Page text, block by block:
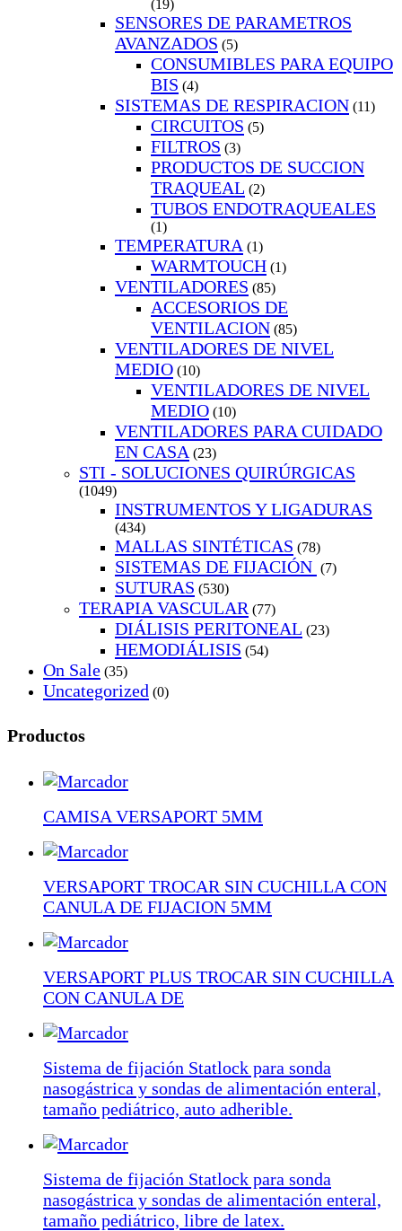
(19)
SENSORES DE PARAMETROS
AVANZADOS (5)
CONSUMIBLES PARA EQUIPO
BIS (4)
SISTEMAS DE RESPIRACION (11)
CIRCUITOS (5)
FILTROS (3)
PRODUCTOS DE SUCCION
TRAQUEAL (2)
TUBOS ENDOTRAQUEALES
(1)
TEMPERATURA (1)
WARMTOUCH (1)
VENTILADORES (85)
ACCESORIOS DE
VENTILACION (85)
VENTILADORES DE NIVEL
MEDIO (10)
VENTILADORES DE NIVEL
MEDIO (10)
VENTILADORES PARA CUIDADO
EN CASA (23)
STI - SOLUCIONES QUIRÚRGICAS
(1049)
INSTRUMENTOS Y LIGADURAS
(434)
MALLAS SINTÉTICAS (78)
SISTEMAS DE FIJACIÓN (7)
SUTURAS (530)
TERAPIA VASCULAR (77)
DIÁLISIS PERITONEAL (23)
HEMODIÁLISIS (54)
On Sale (35)
Uncategorized (0)
Productos
CAMISA VERSAPORT 5MM
VERSAPORT TROCAR SIN CUCHILLA CON
CANULA DE FIJACION 5MM
VERSAPORT PLUS TROCAR SIN CUCHILLA
CON CANULA DE
Sistema de fijación Statlock para sonda
nasogástrica y sondas de alimentación enteral,
tamaño pediátrico, auto adherible.
Sistema de fijación Statlock para sonda
nasogástrica y sondas de alimentación enteral,
tamaño pediátrico, libre de latex.